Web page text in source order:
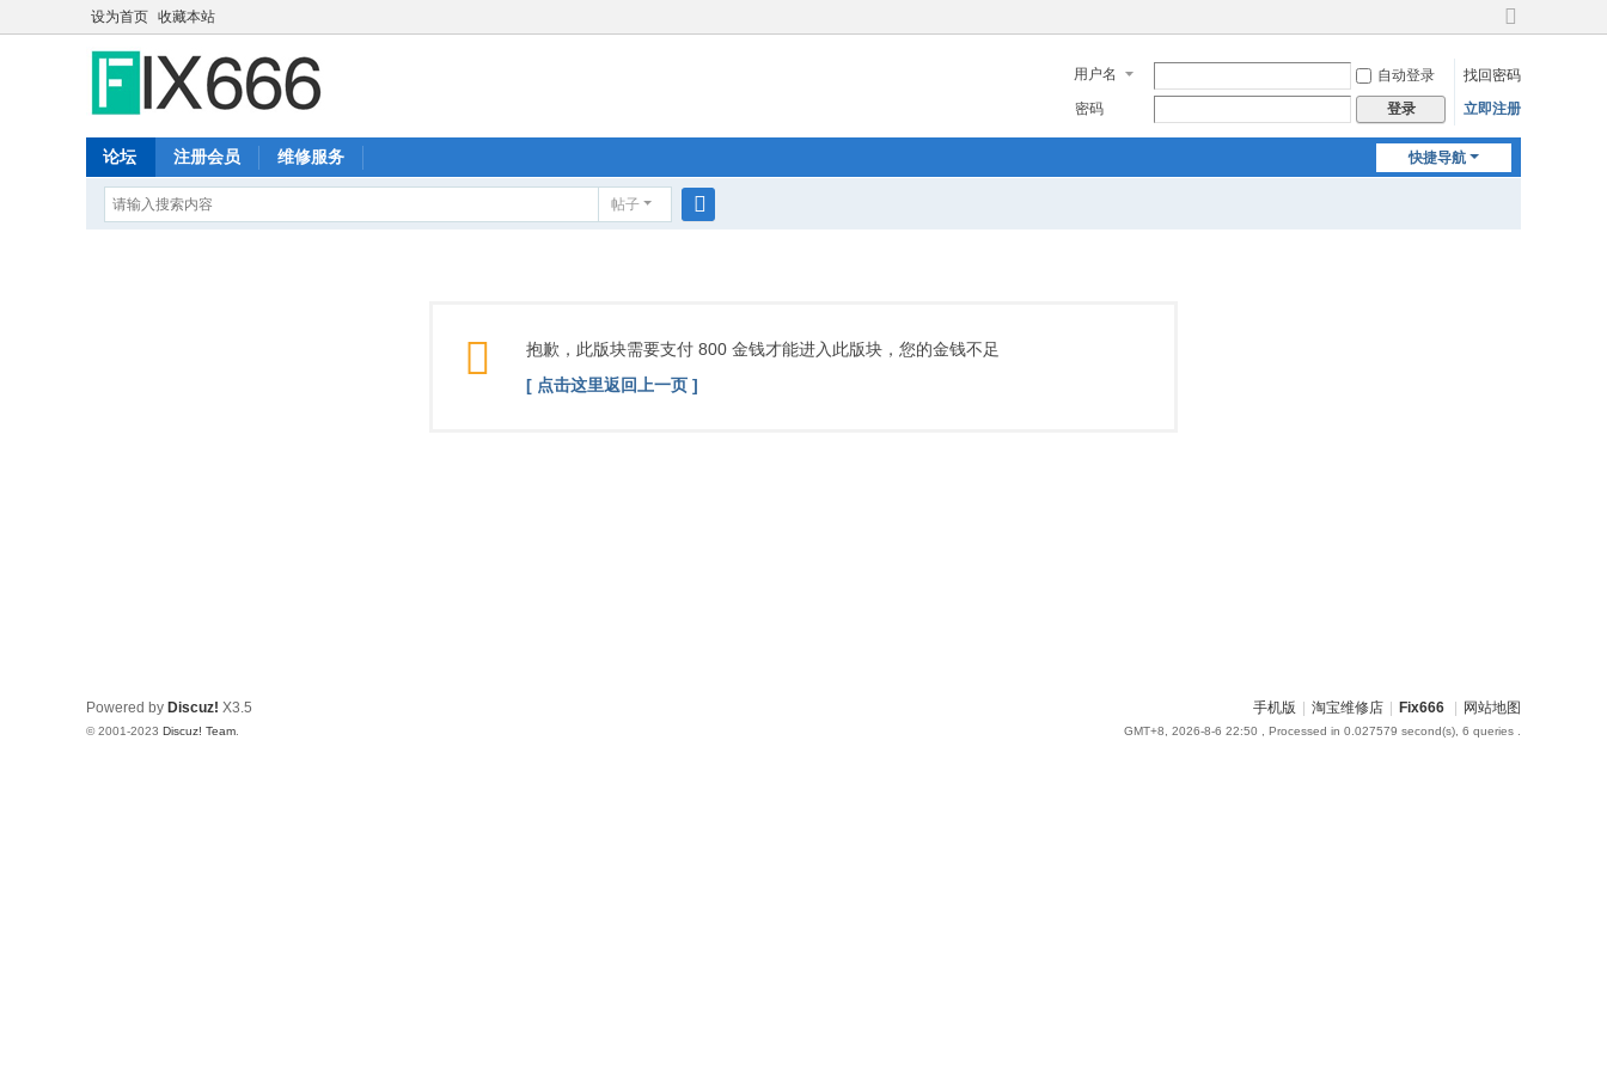
设为首页 收藏本站
切
到
宽
用户名 自动登录
找回密码
密码
登录 立即注册
快捷导航
论坛 注册会员 维修服务
帖子
抱歉，此版块需要支付 800 金钱才能进入此版块，您的金钱不足
[ 点击这里返回上一页 ]
手机版 淘宝维修店 Fix666 网站地图
GMT+8, 2026-8-6 22:50 , Processed in 0.027579 second(s), 6 queries .
Powered by Discuz! X3.5
© 2001-2023 Discuz! Team